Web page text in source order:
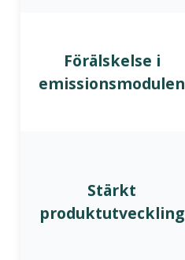
Förälskelse i
emissionsmodulen
Stärkt
produktutveckling